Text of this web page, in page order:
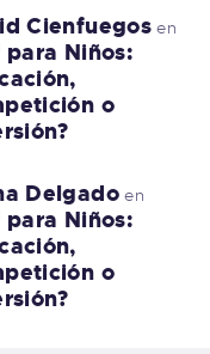
Cienfuegos en
para Niños:
o
Delgadoen
para Niños:
o